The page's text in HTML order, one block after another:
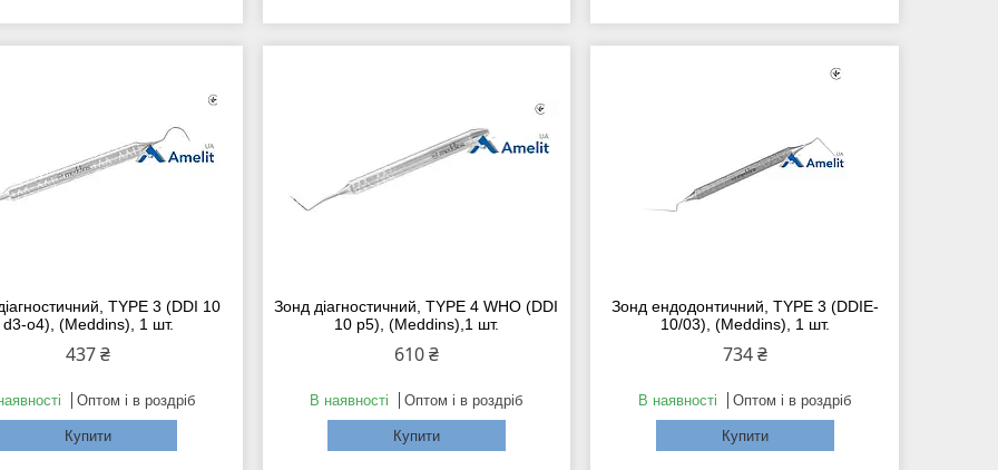
TYPE 3 (DDI 10
d3-o4), (Meddins), 1 шт.
437 ₴
Оптом і в роздріб
Купити
Зонд діагностичний, TYPE 4 WHO (DDI
10 p5), (Meddins),1 шт.
610 ₴
В наявності Оптом і в роздріб
Купити
Зонд ендодонтичний, TYPE 3 (DDIE-
10/03), (Meddins), 1 шт.
734 ₴
В наявності Оптом і в роздріб
Купити